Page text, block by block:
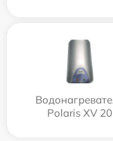
Polaris XV 20